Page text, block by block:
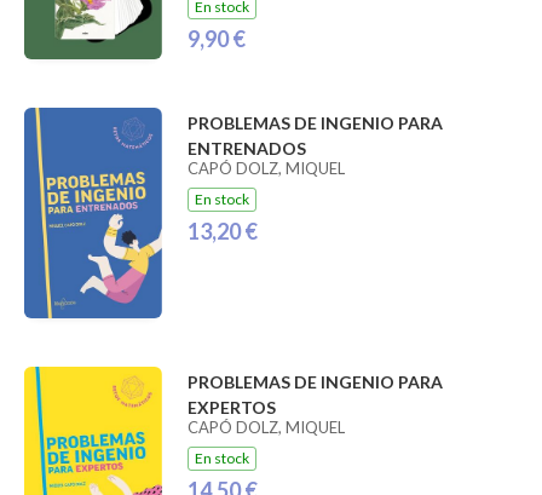
En stock
9,90 €
PROBLEMAS DE INGENIO PARA
ENTRENADOS
CAPÓ DOLZ, MIQUEL
En stock
13,20 €
PROBLEMAS DE INGENIO PARA
EXPERTOS
CAPÓ DOLZ, MIQUEL
En stock